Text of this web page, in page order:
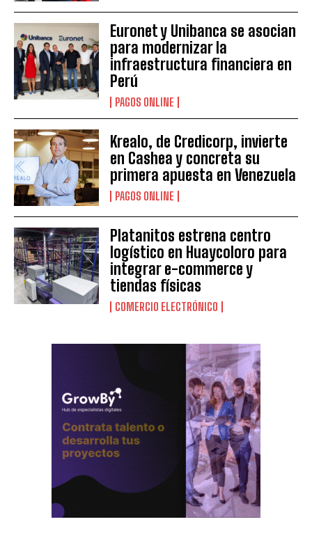
Euronet y Unibanca se asocian
para modernizar la
infraestructura financiera en
Perú
PAGOS ONLINE
Krealo, de Credicorp, invierte
en Cashea y concreta su
primera apuesta en Venezuela
PAGOS ONLINE
Platanitos estrena centro
logístico en Huaycoloro para
integrar e-commerce y
tiendas físicas
COMERCIO ELECTRÓNICO